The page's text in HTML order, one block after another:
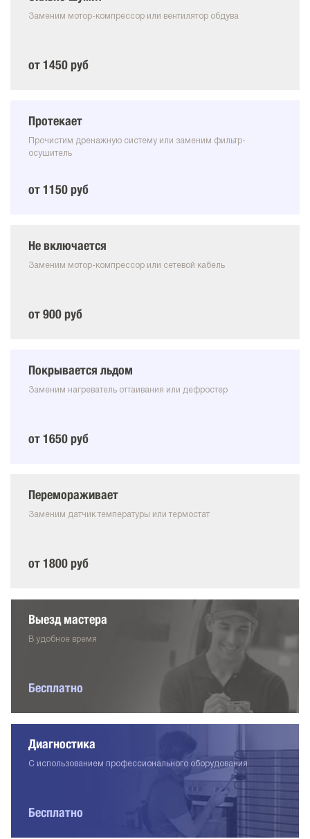
Заменим мотор-компрессор или вентилятор обдува
от 1450 руб
Протекает
Прочистим дренажную систему или заменим фильтр-
осушитель
от 1150 руб
Не включается
Заменим мотор-компрессор или сетевой кабель
от 900 руб
Покрывается льдом
Заменим нагреватель оттаивания или дефростер
от 1650 руб
Перемораживает
Заменим датчик температуры или термостат
от 1800 руб
Выезд мастера
В удобное время
Бесплатно
Диагностика
С использованием профессионального оборудования
Бесплатно